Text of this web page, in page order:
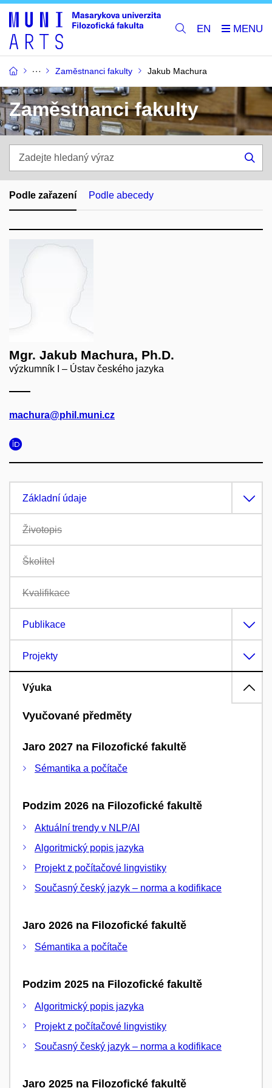
EN
Zaměstnanci fakulty Jakub Machura
Zaměstnanci fakulty
hledaný
výraz
Podle zařazení Podle abecedy
Mgr. Jakub Machura, Ph.D.
výzkumník I – Ústav českého jazyka
machura@phil.muni.cz
Základní údaje
Životopis
Školitel
Kvalifikace
Publikace
Projekty
Výuka
Vyučované předměty
Jaro 2027 na Filozofické fakultě
Sémantika a počítače
Podzim 2026 na Filozofické fakultě
Aktuální trendy v NLP/AI
Algoritmický popis jazyka
Projekt z počítačové lingvistiky
Současný český jazyk – norma a kodifikace
Jaro 2026 na Filozofické fakultě
Sémantika a počítače
Podzim 2025 na Filozofické fakultě
Algoritmický popis jazyka
Projekt z počítačové lingvistiky
Současný český jazyk – norma a kodifikace
Jaro 2025 na Filozofické fakultě